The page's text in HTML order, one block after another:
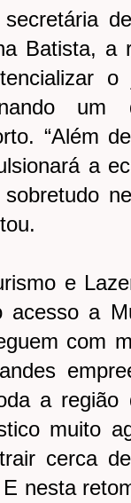
Batista, a
um
“Além
a
e
acesso a
com
a
muito
cerca
nesta